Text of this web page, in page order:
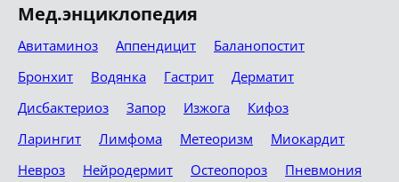
Мед.энциклопедия
Авитаминоз Аппендицит
Баланопостит
Бронхит
Водянка Гастрит
Дерматит
Дисбактериоз
Запор Изжога
Кифоз
Ларингит
Лимфома Метеоризм
Миокардит
Невроз
Нейродермит Остеопороз
Пневмония